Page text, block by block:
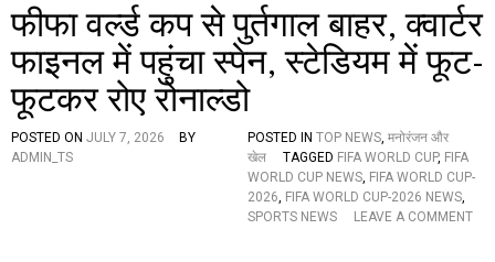
चा
स्पे
न
दे
श
में
खु
शी
की
ल
फीफा वर्ल्ड कप से पुर्तगाल बाहर, क्वार्टर
फाइनल में पहुंचा स्पेन, स्टेडियम में फूट-
फूटकर रोए रोनाल्डो
POSTED ON JULY 7, 2026
BY
ADMIN_TS
POSTED IN TOP NEWS मनोरंजन और
खेल
TAGGED FIFA WORLD CUP, FIFA
WORLD CUP NEWS FIFA WORLD CUP-
2026 FIFA WORLD CUP-2026 NEWS
SPORTS NEWS
LEAVE A COMMENT